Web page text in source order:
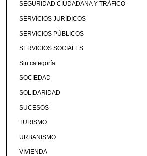
SEGURIDAD CIUDADANA Y TRÁFICO
SERVICIOS JURÍDICOS
SERVICIOS PÚBLICOS
SERVICIOS SOCIALES
Sin categoría
SOCIEDAD
SOLIDARIDAD
SUCESOS
TURISMO
URBANISMO
VIVIENDA